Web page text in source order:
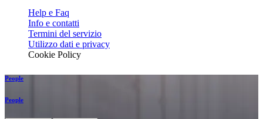
Help e Faq
Info e contatti
Termini del servizio
Utilizzo dati e privacy
Cookie Policy
People
People